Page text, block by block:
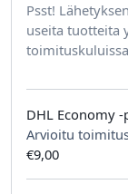
Psst!
useita tuotteita
DHL Economy
Arvioitu
€9,00